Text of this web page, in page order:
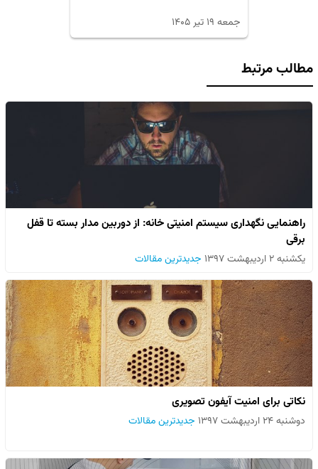
جمعه ۱۹ تیر ۱۴۰۵
مطالب مرتبط
راهنمایی نگهداری سیستم امنیتی خانه: از دوربین مدار بسته تا قفل
برقی
یکشنبه ۲ اردیبهشت ۱۳۹۷ جدیدترین مقالات
نکاتی برای امنیت آیفون تصویری
دوشنبه ۲۴ اردیبهشت ۱۳۹۷ جدیدترین مقالات